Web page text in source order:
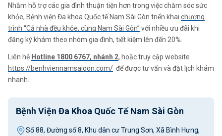
Nhằm hỗ trợ các gia đình thuận tiện hơn trong việc chăm sóc sức
khỏe, Bệnh viện Đa khoa Quốc tế Nam Sài Gòn triển khai chương
trình “Cả nhà đều khỏe, cùng Nam Sài Gòn” với nhiều ưu đãi khi
đăng ký khám theo nhóm gia đình, tiết kiệm lên đến 20%.
Liên hệ Hotline 1800 6767, nhánh 2, hoặc truy cập website
https://benhviennamsaigon.com/ để được tư vấn và đặt lịch khám
nhanh.
Bệnh Viện Đa Khoa Quốc Tế Nam Sài Gòn
Số 88, Đường số 8, Khu dân cư Trung Sơn, Xã Bình Hưng,